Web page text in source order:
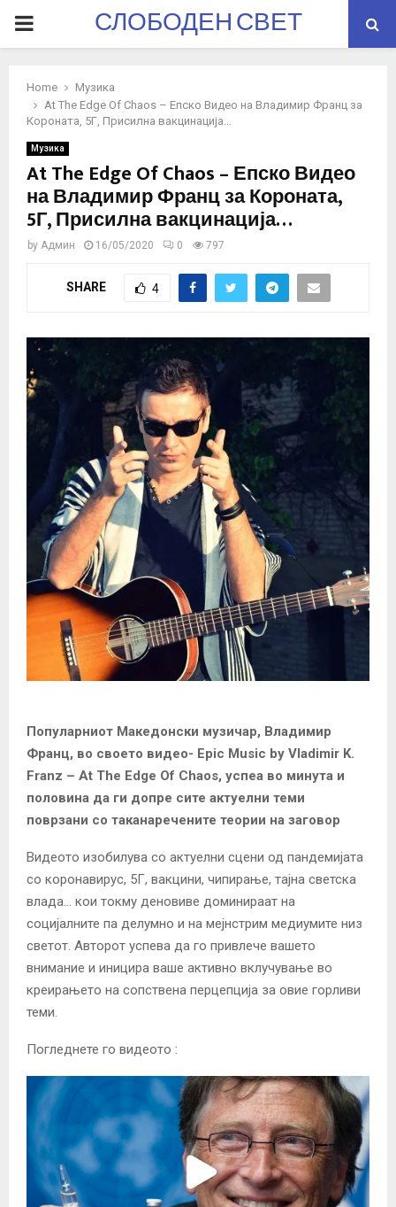
PRIMARYСЛОБОДЕН СВЕТ
Home
Музика
At The Edge Of Chaos – Епско Видео на Владимир Франц за
Короната, 5Г, Присилна вакцинација…
Музика
At The Edge Of Chaos – Епско Видео
на Владимир Франц за Короната,
5Г, Присилна вакцинација…
by Админ 16/05/2020 0 797
SHARE 4
Популарниот Македонски музичар, Владимир
Франц, во своето видео- Epic Music by Vladimir K.
Franz – At The Edge Of Chaos, успеа во минута и
половина да ги допре сите актуелни теми
поврзани со таканаречените теории на заговор
Видеото изобилува со актуелни сцени од пандемијата
со коронавирус, 5Г, вакцини, чипирање, тајна светска
влада… кои токму деновиве доминираат на
социјалните па делумно и на мејнстрим медиумите низ
светот. Авторот успева да го привлече вашето
внимание и иницира ваше активно вклучување во
креирањето на сопствена перцепција за овие горливи
теми.
Погледнете го видеото :